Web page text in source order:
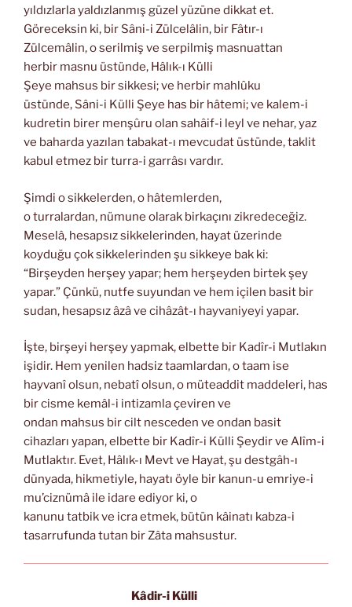
yıldızlarla yaldızlanmış güzel yüzüne dikkat et.
Göreceksin ki, bir Sâni-i Zülcelâlin, bir Fâtır-ı
Zülcemâlin, o serilmiş ve serpilmiş masnuattan
herbir masnu üstünde, Hâlık-ı Külli
Şeye mahsus bir sikkesi; ve herbir mahlûku
üstünde, Sâni-i Külli Şeye has bir hâtemi; ve kalem-i
kudretin birer menşûru olan sahâif-i leyl ve nehar, yaz
ve baharda yazılan tabakat-ı mevcudat üstünde, taklit
kabul etmez bir turra-i garrâsı vardır.
Şimdi o sikkelerden, o hâtemlerden,
o turralardan, nümune olarak birkaçını zikredeceğiz.
Meselâ, hesapsız sikkelerinden, hayat üzerinde
koyduğu çok sikkelerinden şu sikkeye bak ki:
“Birşeyden herşey yapar; hem herşeyden birtek şey
yapar.” Çünkü, nutfe suyundan ve hem içilen basit bir
sudan, hesapsız âzâ ve cihâzât-ı hayvaniyeyi yapar.
İşte, birşeyi herşey yapmak, elbette bir Kadîr-i Mutlakın
işidir. Hem yenilen hadsiz taamlardan, o taam ise
hayvanî olsun, nebatî olsun, o müteaddit maddeleri, has
bir cisme kemâl-i intizamla çeviren ve
ondan mahsus bir cilt nesceden ve ondan basit
cihazları yapan, elbette bir Kadîr-i Külli Şeydir ve Alîm-i
Mutlaktır. Evet, Hâlık-ı Mevt ve Hayat, şu destgâh-ı
dünyada, hikmetiyle, hayatı öyle bir kanun-u emriye-i
mu’ciznümâ ile idare ediyor ki, o
kanunu tatbik ve icra etmek, bütün kâinatı kabza-i
tasarrufunda tutan bir Zâta mahsustur.
Kâdir-i Külli